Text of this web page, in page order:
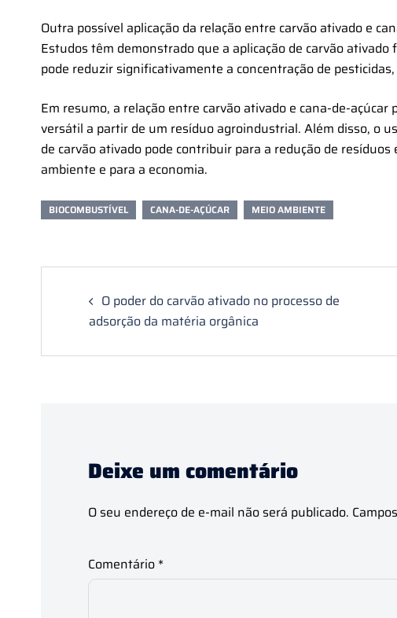
Outra possível aplicação da relação entre carvão ativado e
Estudos têm demonstrado que a aplicação de carvão
pode reduzir significativamente a concentração de
Em resumo, a relação entre carvão ativado e cana-de-
versátil a partir de um resíduo agroindustrial. Além disso, o
de carvão ativado pode contribuir para a redução de
ambiente e para a economia.
BIOCOMBUSTÍVEL CANA-DE-AÇÚCAR MEIO AMBIENTE
Post
navigationO poder do carvão ativado no processo de
adsorção da matéria orgânica
Deixe um comentário
O seu endereço de e-mail não será publicado.
Comentário *